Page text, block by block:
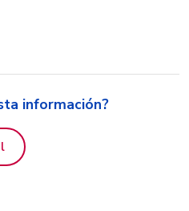
información?